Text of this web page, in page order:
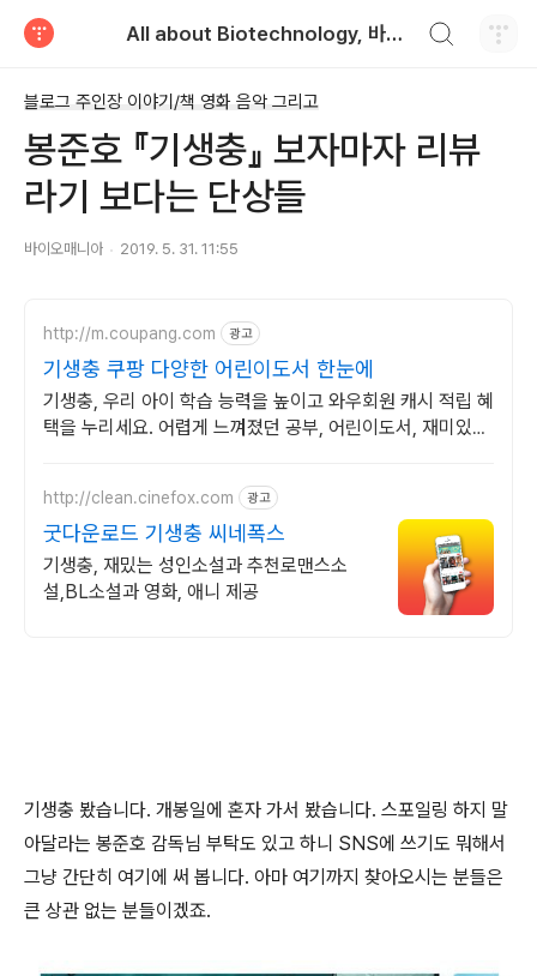
All about Biotechnology, 바이오텍의 모든 것
블로그 주인장 이야기/책 영화 음악 그리고
봉준호 『기생충』 보자마자 리뷰
라기 보다는 단상들
바이오매니아 2019. 5. 31. 11:55
http://m.coupang.com 광고
기생충 쿠팡 다양한 어린이도서 한눈에
기생충, 우리 아이 학습 능력을 높이고 와우회원 캐시 적립 혜
택을 누리세요. 어렵게 느껴졌던 공부, 어린이도서, 재미있게
http://clean.cinefox.com 광고
굿다운로드 기생충 씨네폭스
기생충, 재밌는 성인소설과 추천로맨스소
설,BL소설과 영화, 애니 제공
기생충 봤습니다. 개봉일에 혼자 가서 봤습니다. 스포일링 하지 말
아달라는 봉준호 감독님 부탁도 있고 하니 SNS에 쓰기도 뭐해서
그냥 간단히 여기에 써 봅니다. 아마 여기까지 찾아오시는 분들은
큰 상관 없는 분들이겠죠.